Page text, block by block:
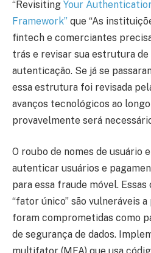
“Revisiting Your
Framework” que “As
fintech e comerciantes
trás e revisar sua estrutura
autenticação. Se já se
essa estrutura foi revisada
avanços tecnológicos ao
provavelmente será
O roubo de nomes de usuário
autenticar usuários e
para essa fraude móvel.
“fator único” são vulneráveis ​​a
foram comprometidas como
de segurança de dados.